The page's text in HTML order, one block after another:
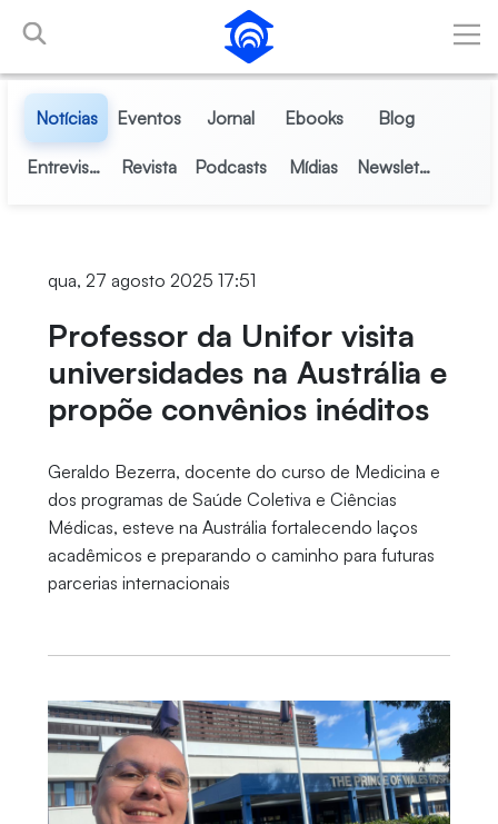
Pular para o Conteúdo principal
Notícias Eventos Jornal Ebooks Blog
Entrevistas Revista Podcasts Mídias Newsletter
qua, 27 agosto 2025 17:51
Professor da Unifor visita
universidades na Austrália e
propõe convênios inéditos
Geraldo Bezerra, docente do curso de Medicina e
dos programas de Saúde Coletiva e Ciências
Médicas, esteve na Austrália fortalecendo laços
acadêmicos e preparando o caminho para futuras
parcerias internacionais